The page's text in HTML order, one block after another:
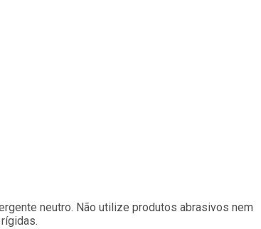
neutro. Não utilize produtos abrasivos nem